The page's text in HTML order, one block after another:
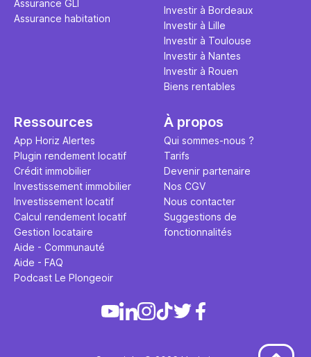
Assurance GLI
Assurance habitation
Investir à Bordeaux
Investir à Lille
Investir à Toulouse
Investir à Nantes
Investir à Rouen
Biens rentables
Ressources
App Horiz Alertes
Plugin rendement locatif
Crédit immobilier
Investissement immobilier
Investissement locatif
Calcul rendement locatif
Gestion locataire
Aide - Communauté
Aide - FAQ
Podcast Le Plongeoir
À propos
Qui sommes-nous ?
Tarifs
Devenir partenaire
Nos CGV
Nous contacter
Suggestions de
fonctionnalités